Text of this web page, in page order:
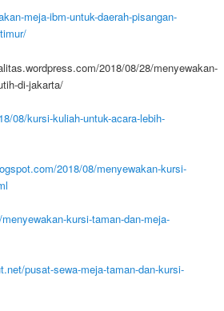
meja-ibm-untuk-daerah-pisangan-
2018/08/28/menyewakan-
di-jakarta/
08/kursi-kuliah-untuk-acara-lebih-
2018/08/menyewakan-kursi-
kursi-taman-dan-meja-
pusat-sewa-meja-taman-dan-kursi-